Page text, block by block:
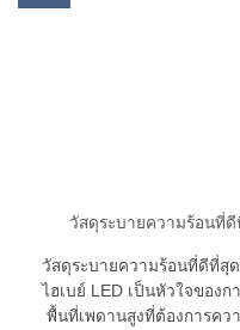
วัสดุระบายความร้อนที่
วัสดุระบายความร้อนที่ดีที่สุ
ไฮเบย์ LED เป็นหัวใจของก
พื้นที่เพดานสูงที่ต้องการคว